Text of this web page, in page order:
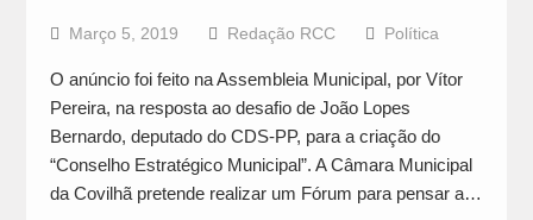
Março 5, 2019 Redação RCC Política
O anúncio foi feito na Assembleia Municipal, por Vítor
Pereira, na resposta ao desafio de João Lopes
Bernardo, deputado do CDS-PP, para a criação do
“Conselho Estratégico Municipal”. A Câmara Municipal
da Covilhã pretende realizar um Fórum para pensar a…